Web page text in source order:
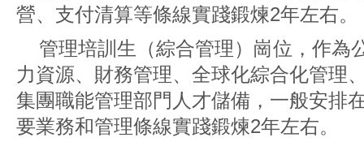
營、支付清算等條線實踐鍛煉2年左右。
管理培訓生（綜合管理）崗位，作為
力資源、財務管理、全球化綜合化管理
集團職能管理部門人才儲備，一般安排
要業務和管理條線實踐鍛煉2年左右。